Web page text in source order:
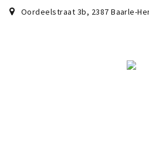
Marche et randonnées
Oordeelstraat 3b, 2387 Baarle-